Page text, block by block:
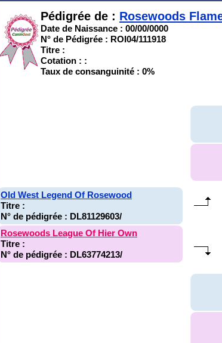
Pédigrée de : Rosewoods
Date de Naissance : 00/00/0000
N° de Pédigrée : ROI04/111918
Titre :
Cotation : :
Taux de consanguinité : 0%
Old West Legend Of Rosewood
Titre :
N° de pédigrée : DL81129603/
Rosewoods League Of Hier Own
Titre :
N° de pédigrée : DL63774213/